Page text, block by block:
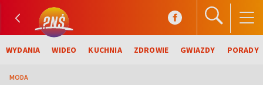
WYDANIA WIDEO KUCHNIA ZDROWIE GWIAZDY PORADY
MODA